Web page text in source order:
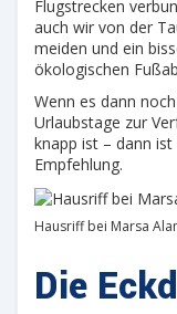
Flugstrecken
auch wir von der
meiden und ein
ökologischen
Wenn es dann
Urlaubstage zur
knapp ist – dann
Empfehlung.
Hausriff bei Marsa
Die